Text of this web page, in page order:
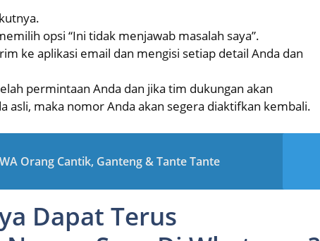
opsi “Ini tidak menjawab masalah saya”.
ke aplikasi email dan mengisi setiap detail Anda dan
permintaan Anda dan jika tim dukungan akan
asli, maka nomor Anda akan segera diaktifkan kembali.
Orang Cantik, Ganteng & Tante Tante
Dapat Terus